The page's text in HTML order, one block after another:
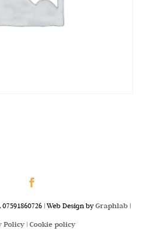
07591860726 | Web Design byGraphlab|
Policy |Cookie policy